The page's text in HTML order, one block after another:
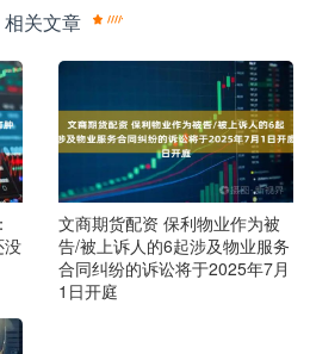
相关文章
没
文商期货配资 保利物业作为被
告/被上诉人的6起涉及物业服务
合同纠纷的诉讼将于2025年7月
1日开庭